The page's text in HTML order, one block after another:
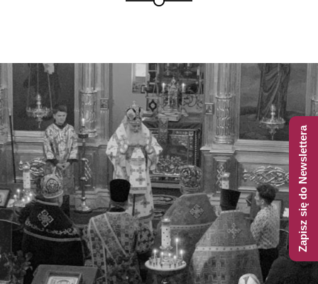
Zapisz się do Newslettera